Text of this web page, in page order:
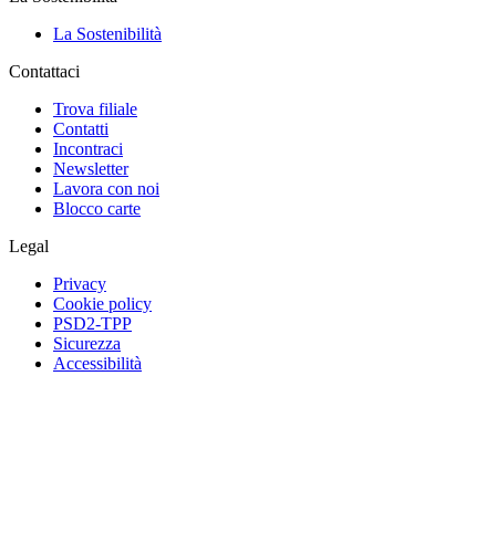
La Sostenibilità
Contattaci
Trova filiale
Contatti
Incontraci
Newsletter
Lavora con noi
Blocco carte
Legal
Privacy
Cookie policy
PSD2-TPP
Sicurezza
Accessibilità